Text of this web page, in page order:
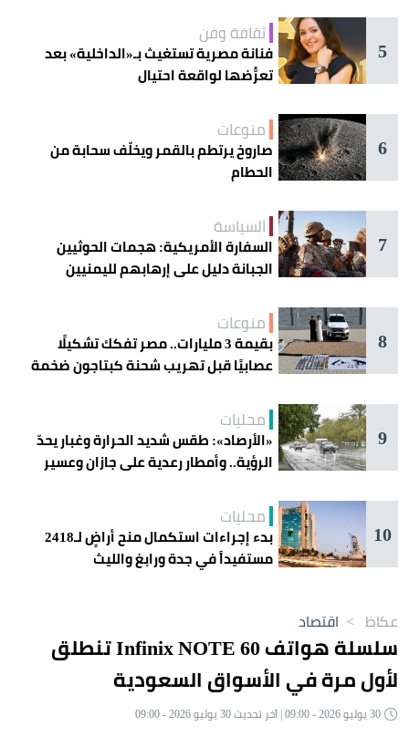
5
ثقافة وفن
فنانة مصرية تستغيث بـ«الداخلية» بعد
تعرُّضها لواقعة احتيال
6
منوعات
صاروخ يرتطم بالقمر ويخلّف سحابة من
الحطام
7
السياسة
السفارة الأمريكية: هجمات الحوثيين
الجبانة دليل على إرهابهم لليمنيين
8
منوعات
بقيمة 3 مليارات.. مصر تفكك تشكيلًا
عصابيًا قبل تهريب شحنة كبتاجون ضخمة
9
محليات
«الأرصاد»: طقس شديد الحرارة وغبار يحدّ
الرؤية.. وأمطار رعدية على جازان وعسير
10
محليات
بدء إجراءات استكمال منح أراضٍ لـ2418
مستفيداً في جدة ورابغ والليث
عكاظ > اقتصاد
سلسلة هواتف Infinix NOTE 60 تنطلق
لأول مرة في الأسواق السعودية